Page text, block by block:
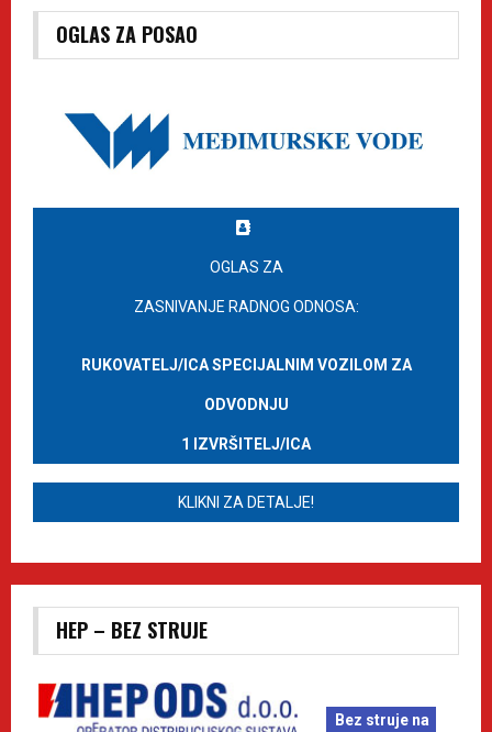
OGLAS ZA POSAO
OGLAS ZA
ZASNIVANJE RADNOG ODNOSA:
RUKOVATELJ/ICA SPECIJALNIM VOZILOM ZA
ODVODNJU
1 IZVRŠITELJ/ICA
KLIKNI ZA DETALJE!
HEP – BEZ STRUJE
Bez struje na